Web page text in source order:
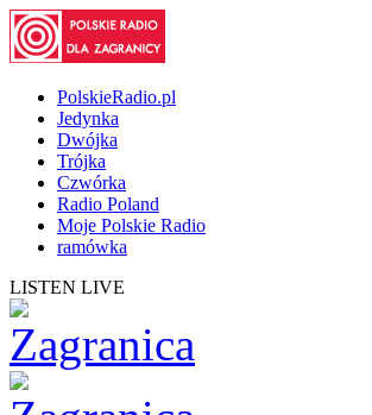
PolskieRadio.pl
Jedynka
Dwójka
Trójka
Czwórka
Radio Poland
Moje Polskie Radio
ramówka
LISTEN LIVE